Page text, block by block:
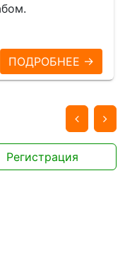
ПОДРОБНЕЕ →
Регистрация